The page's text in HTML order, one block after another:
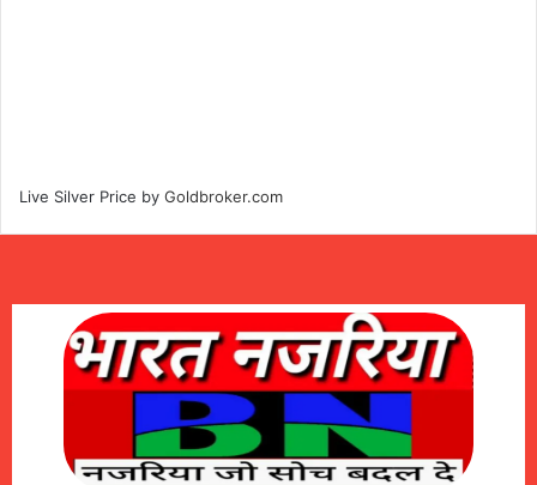
Live Silver Price by Goldbroker.com